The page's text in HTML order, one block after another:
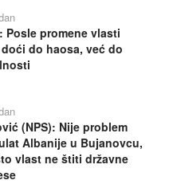
Posle promene vlasti
do haosa, već do
(NPS): Nije problem
Albanije u Bujanovcu,
vlast ne štiti državne